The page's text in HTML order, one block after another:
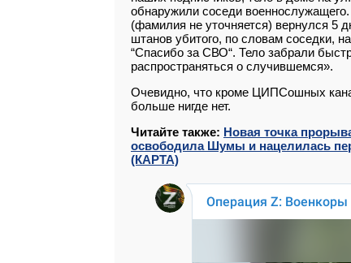
обнаружили соседи
(фамилия не уточняется) вернулся 5
штанов убитого, по словам соседки,
“Спасибо за СВО“. Тело забрали
распространяться о случившемся».
Очевидно, что кроме ЦИПСошных
больше нигде нет.
Читайте также: Новая точка
освободила Шумы и нацелилась
(КАРТА)